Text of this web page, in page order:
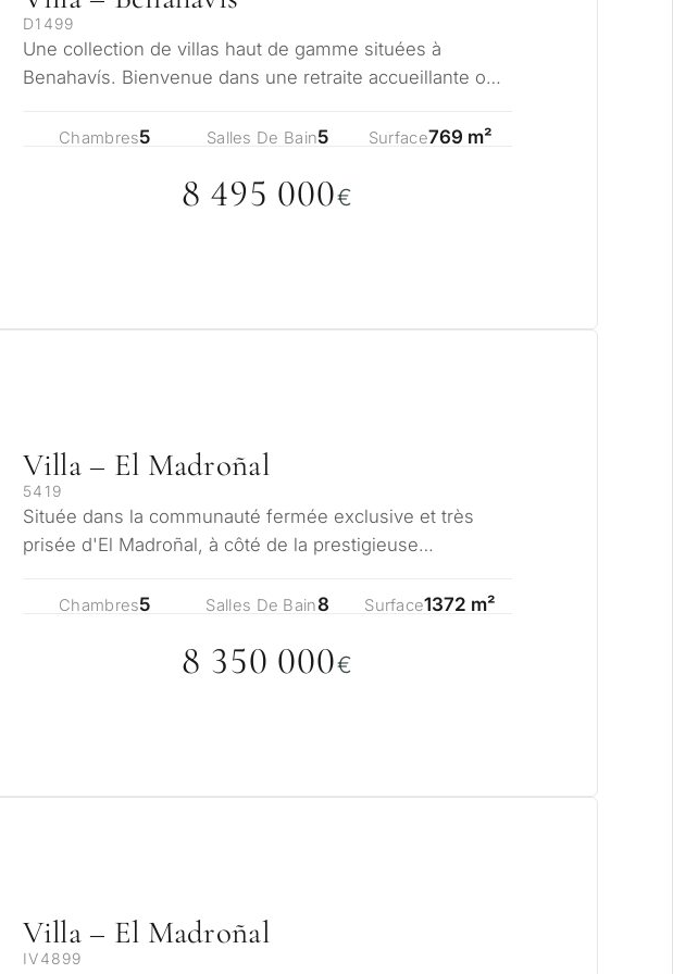
D1499
Une collection de villas haut de gamme situées à
Benahavís. Bienvenue dans une retraite accueillante où
Chambres5 Salles De Bain5 Surface769 m²
8 495 000€
Villa – El Madroñal
5419
Située dans la communauté fermée exclusive et très
prisée d'El Madroñal, à côté de la prestigieuse
Chambres5 Salles De Bain8 Surface1372 m²
8 350 000€
Villa – El Madroñal
IV4899